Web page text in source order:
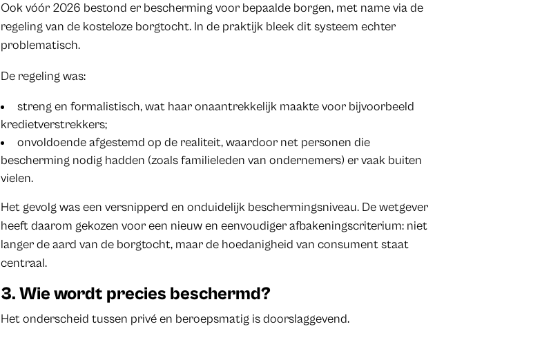
Ook vóór 2026 bestond er bescherming voor bepaalde borgen, met name via de
regeling van de kosteloze borgtocht. In de praktijk bleek dit systeem echter
problematisch.
De regeling was:
streng en formalistisch, wat haar onaantrekkelijk maakte voor bijvoorbeeld
kredietverstrekkers;
onvoldoende afgestemd op de realiteit, waardoor net personen die
bescherming nodig hadden (zoals familieleden van ondernemers) er vaak buiten
vielen.
Het gevolg was een versnipperd en onduidelijk beschermingsniveau. De wetgever
heeft daarom gekozen voor een nieuw en eenvoudiger afbakeningscriterium: niet
langer de aard van de borgtocht, maar de hoedanigheid van consument staat
centraal.
3. Wie wordt precies beschermd?
Het onderscheid tussen privé en beroepsmatig is doorslaggevend.